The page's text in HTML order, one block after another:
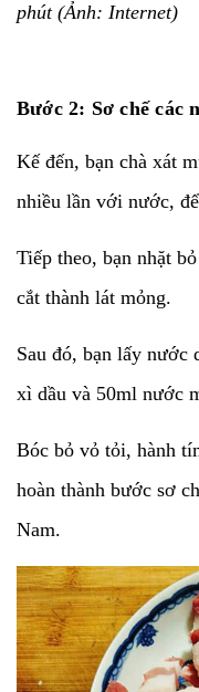
phút (Ảnh: Internet)
Bước 2: Sơ chế các
Kế đến, bạn chà xát
nhiều lần với nước,
Tiếp theo, bạn nhặt
cắt thành lát mỏng.
Sau đó, bạn lấy nước
xì dầu và 50ml nước
Bóc bỏ vỏ tỏi, hành
hoàn thành bước sơ
Nam.